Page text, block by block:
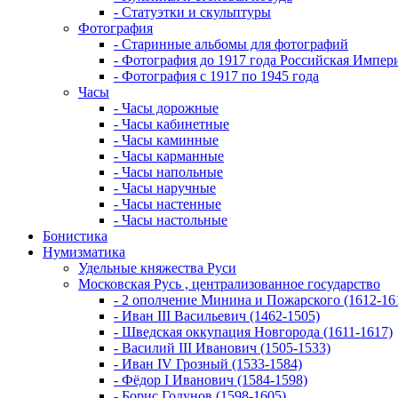
- Статуэтки и скульптуры
Фотография
- Старинные альбомы для фотографий
- Фотография до 1917 года Российская
- Фотография с 1917 по 1945 года
Часы
- Часы дорожные
- Часы кабинетные
- Часы каминные
- Часы карманные
- Часы напольные
- Часы наручные
- Часы настенные
- Часы настольные
Бонистика
Нумизматика
Удельные княжества Руси
Московская Русь , централизованное государство
- 2 ополчение Минина и Пожарского (1612-
- Иван III Васильевич (1462-1505)
- Шведская оккупация Новгорода (1611-1617)
- Василий III Иванович (1505-1533)
- Иван IV Грозный (1533-1584)
- Фёдор I Иванович (1584-1598)